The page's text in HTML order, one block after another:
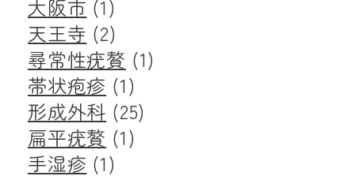
大阪市 (1)
天王寺 (2)
尋常性疣贅 (1)
帯状疱疹 (1)
形成外科 (25)
扁平疣贅 (1)
手湿疹 (1)